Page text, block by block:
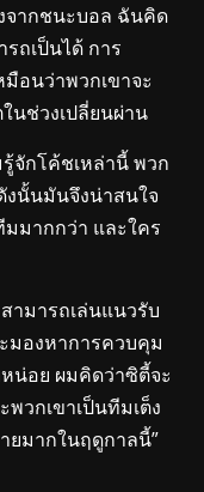
จากชนะบอล ฉันคิด
ถเป็นได้ การ
อนว่าพวกเขาจะ
นช่วงเปลี่ยนผ่าน
จักโค้ชเหล่านี้ พวก
นั้นมันจึงน่าสนใจ
มากกว่า และใคร
ามารถเล่นแนวรับ
มองหาการควบคุม
น่อย ผมคิดว่าซิตี้จะ
วกเขาเป็นทีมเต็ง
ยมากในฤดูกาลนี้”